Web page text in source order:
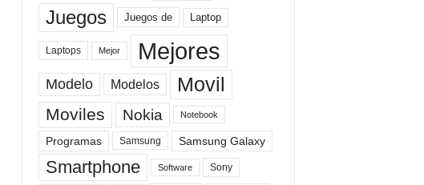
Juegos Juegos de Laptop
Laptops Mejor Mejores
Modelo Modelos Movil
Moviles Nokia Notebook
Programas Samsung Samsung Galaxy
Smartphone Software Sony